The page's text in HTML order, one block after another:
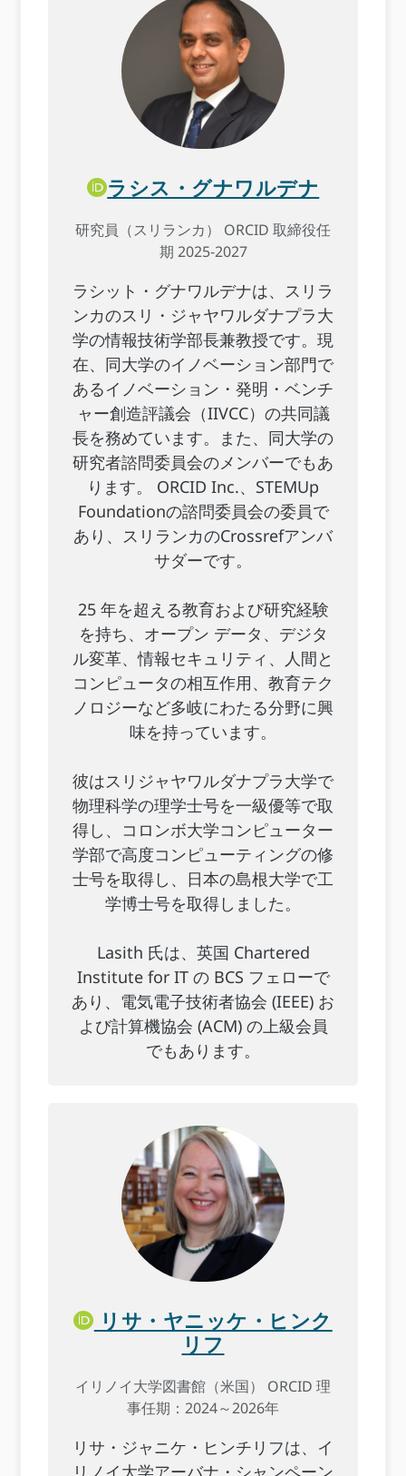
ラシス・グナワルデナ
研究員（スリランカ） ORCID 取締役任
期 2025-2027
ラシット・グナワルデナは、スリラ
ンカのスリ・ジャヤワルダナプラ大
学の情報技術学部長兼教授です。現
在、同大学のイノベーション部門で
あるイノベーション・発明・ベンチ
ャー創造評議会（IIVCC）の共同議
長を務めています。また、同大学の
研究者諮問委員会のメンバーでもあ
ります。 ORCID Inc.、STEMUp
Foundationの諮問委員会の委員で
あり、スリランカのCrossrefアンバ
サダーです。
25 年を超える教育および研究経験
を持ち、オープン データ、デジタ
ル変革、情報セキュリティ、人間と
コンピュータの相互作用、教育テク
ノロジーなど多岐にわたる分野に興
味を持っています。
彼はスリジャヤワルダナプラ大学で
物理科学の理学士号を一級優等で取
得し、コロンボ大学コンピューター
学部で高度コンピューティングの修
士号を取得し、日本の島根大学で工
学博士号を取得しました。
Lasith 氏は、英国 Chartered
Institute for IT の BCS フェローで
あり、電気電子技術者協会 (IEEE) お
よび計算機協会 (ACM) の上級会員
でもあります。
リサ・ヤニッケ・ヒンク
リフ
イリノイ大学図書館（米国） ORCID 理
事任期：2024～2026年
リサ・ジャニケ・ヒンチリフは、イ
リノイ大学アーバナ・シャンペーン